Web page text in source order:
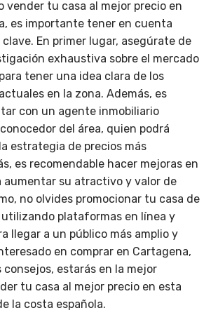
vender tu casa al mejor precio en
es importante tener en cuenta
En primer lugar, asegúrate de
exhaustiva sobre el mercado
tener una idea clara de los
en la zona. Además, es
con un agente inmobiliario
del área, quien podrá
estrategia de precios más
es recomendable hacer mejoras en
aumentar su atractivo y valor de
no olvides promocionar tu casa de
plataformas en línea y
llegar a un público más amplio y
en comprar en Cartagena,
consejos, estarás en la mejor
tu casa al mejor precio en esta
la costa española.